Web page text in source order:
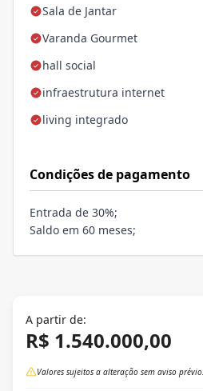
Sala de Jantar
Varanda Gourmet
hall social
infraestrutura internet
living integrado
Condições de pagamento
Entrada de 30%;
Saldo em 60 meses;
A partir de:
R$ 1.540.000,00
Valores sujeitos a alteração sem aviso prévio.